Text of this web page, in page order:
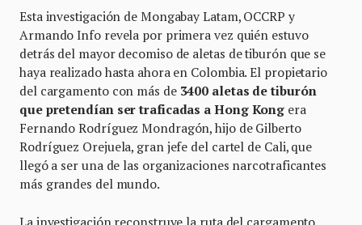
Esta investigación de Mongabay Latam, OCCRP y
Armando Info revela por primera vez quién estuvo
detrás del mayor decomiso de aletas de tiburón que se
haya realizado hasta ahora en Colombia. El propietario
del cargamento con más de3400 aletas de tiburón
que pretendían ser traficadas a Hong Kong era
Fernando Rodríguez Mondragón, hijo de Gilberto
Rodríguez Orejuela, gran jefe del cartel de Cali, que
llegó a ser una de las organizaciones narcotraficantes
más grandes del mundo.